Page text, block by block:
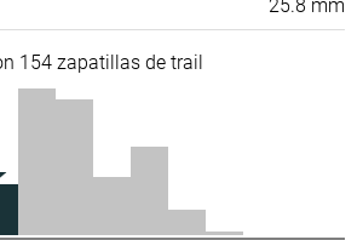
25.8 mm
154 zapatillas de trail